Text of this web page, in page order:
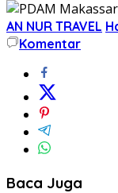
AN NUR TRAVEL
Komentar
Baca Juga